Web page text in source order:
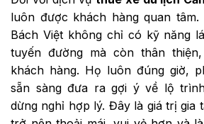
luôn được khách hàng quan
Bách Việt không chỉ có kỹ năng
tuyến đường mà còn thân
khách hàng. Họ luôn đúng giờ,
sẵn sàng đưa ra gợi ý về lộ
dừng nghỉ hợp lý. Đây là giá trị gia